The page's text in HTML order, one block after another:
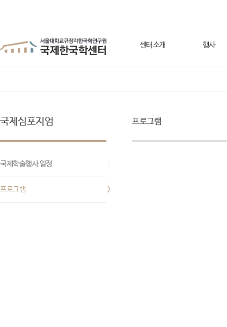
센터 소개 행사
국제심포지엄
국제학술행사 일정
프로그램 〉
프로그램